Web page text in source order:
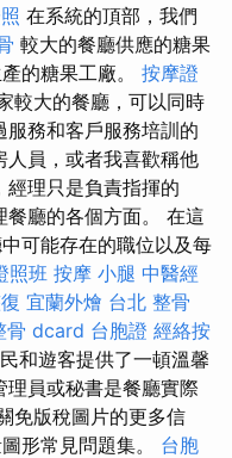
在系統的頂部，我們
較大的餐廳供應的糖果
的糖果工廠。 按摩證
較大的餐廳，可以同時
務和客戶服務培訓的
人員，或者我喜歡稱他
理只是負責指揮的
餐廳的各個方面。 在這
可能存在的職位以及每
照班 按摩 小腿 中醫經
宜蘭外燴 台北 整骨
骨 dcard 台胞證 經絡按
和遊客提供了一頓溫馨
員或秘書是餐廳實際
免版稅圖片的更多信
形常見問題集。 台胞